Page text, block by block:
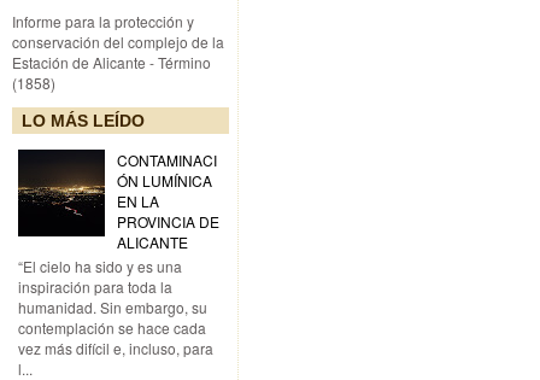
Informe para la protección y
conservación del complejo de la
Estación de Alicante - Término
(1858)
LO MÁS LEÍDO
CONTAMINACI
ÓN LUMÍNICA
EN LA
PROVINCIA DE
ALICANTE
“El cielo ha sido y es una
inspiración para toda la
humanidad. Sin embargo, su
contemplación se hace cada
vez más difícil e, incluso, para
l...